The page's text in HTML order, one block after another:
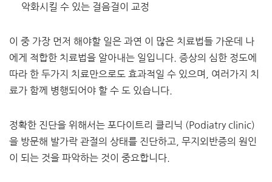
악화시킬 수 있는 걸음걸이 교정
​이 중 가장 먼저 해야할 일은 과연 이 많은 치료법들 가운데 나
에게 적합한 치료법을 알아내는 일입니다. 증상의 심한 정도에
따라 한 두가지 치료만으로도 효과적일 수 있으며, 여러가지 치
료가 함께 병행되어야 할 수 도 있습니다.
​정확한 진단을 위해서는 포다이트리 클리닉 (Podiatry clinic)
을 방문해 발가락 관절의 상태를 진단하고, 무지외반증의 원인
이 되는 것을 파악하는 것이 중요합니다.